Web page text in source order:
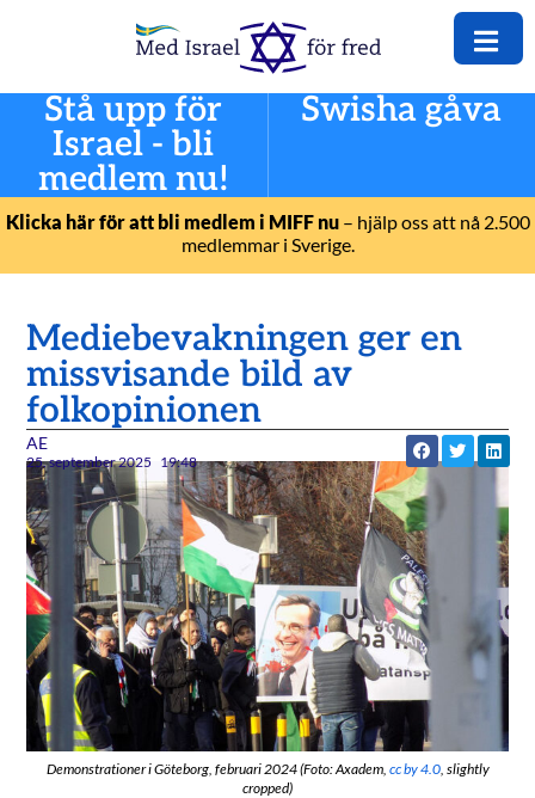
Stå upp för
Israel - bli
medlem nu!
Swisha gåva
Klicka här för att bli medlem i MIFF nu– hjälp oss att nå 2.500
medlemmar i Sverige.
Mediebevakningen ger en
missvisande bild av
folkopinionen
AE
25. september 2025 19:48
Demonstrationer i Göteborg, februari 2024 (Foto: Axadem, cc by 4.0, slightly
cropped)